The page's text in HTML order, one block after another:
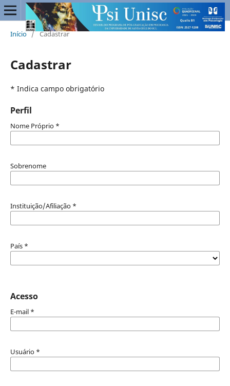
Início / Cadastrar
Cadastrar
* Indica campo obrigatório
Perfil
Nome Próprio *
Sobrenome
Instituição/Afiliação *
País *
Acesso
E-mail *
Usuário *